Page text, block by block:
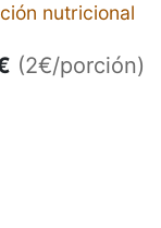
nutricional
(2€/porción)